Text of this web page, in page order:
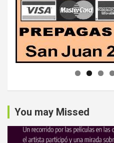
You may Missed